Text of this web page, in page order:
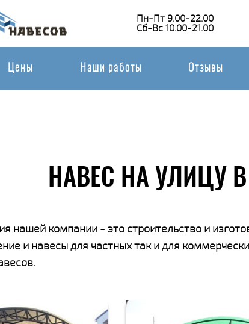
Пн-Пт 9.00-22.00
Сб-Вс 10.00-21.00
Цены Наши работы Отзывы
НАВЕС НА УЛИЦУ
нашей компании - это строительство и
и навесы для частных так и для